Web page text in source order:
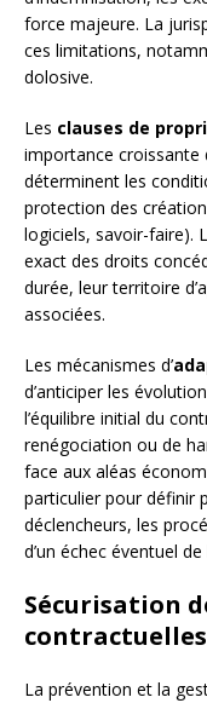
force majeure. La
ces limitations,
dolosive.
Les clauses de
importance croissante
déterminent les
protection des
logiciels, savoir-faire).
exact des droits
durée, leur territoire
associées.
Les mécanismes d’
d’anticiper les
l’équilibre initial du
renégociation ou de
face aux aléas
particulier pour définir
déclencheurs, les
d’un échec éventuel
Sécurisation
contractuelles
La prévention et la